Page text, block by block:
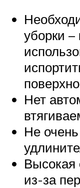
уборки
Нет
Не
Высокая
из-за